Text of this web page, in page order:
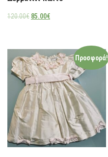
120.00€ 85.00€
Προσφορά!